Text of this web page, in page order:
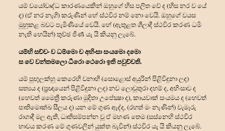
යම් වයෝවෘද්ධ කාරණයෙකින් ඔහුගේ හිස පලිත වේ ද (හිස නර ව යේ
ද) (ඒ නර නැගි) කරුණින් හේ ස්ථවිර නම් නො වෙයි. ඔහුගේ වයස
මුහුකළ බවට පැමිණියේ වෙයි. හේ (ඇතුළත ශීලාදී ස්ථවිර කරණ ධර්‍ම
නැති හෙයින්) තුච්ඡ ජීර්‍ණ යැ යි කියනු ලැබේ.
යම්හි සච්චං ච ධම්මො ච අහිංසා සංයමො දමො
ස වෙ වන්තමලො ධීරො ථෙරො ඉති පවුච්චති.
යම් පුඟුලක්හු කෙරෙහි වනාහි (සොළොස් අයුරින් පිළිවිදුනා ලද)
සත්‍යය ද (ප්‍රඥායෙන් පිළිවිදුනා ලද) නව ලොවුතුරා දහම් ද, අහිංසාව ද
(හෙවත් මෛත්‍රී කරුණා මුදිතා උපේක්‍ෂා ද), කායවාක් සංයමය ද (හෙවත්
පාතිමොක්ඛ සීලය ද) යන මේ ගුණ ඇද්ද, (රහත් මං නැණින්) වැමෑරු
රාගාදී මල ඇති, ධෘතිසම්පන්න වූ ඒ මහණ තෙම (සස්නෙහි ස්ථවිර
භාවය කරණ මේ ගුණවලින් යුක්ත බැවින්) ස්ථවිර යැ යි කියනු ලැබේ.